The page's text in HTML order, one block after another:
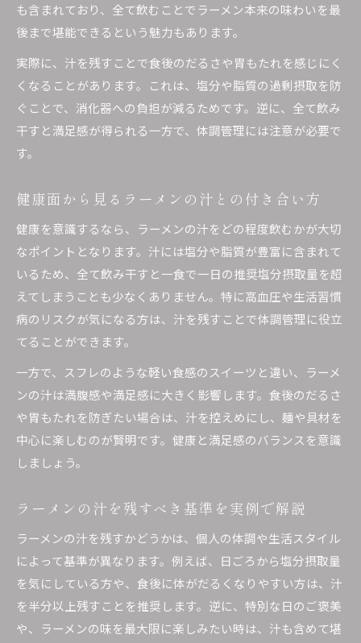
も含まれており、全て飲むことでラーメン本来の味わいを最
後まで堪能できるという魅力もあります。
実際に、汁を残すことで食後のだるさや胃もたれを感じにく
くなることがあります。これは、塩分や脂質の過剰摂取を防
ぐことで、消化器への負担が減るためです。逆に、全て飲み
干すと満足感が得られる一方で、体調管理には注意が必要で
す。
健康面から見るラーメンの汁との付き合い方
健康を意識するなら、ラーメンの汁をどの程度飲むかが大切
なポイントとなります。汁には塩分や脂質が豊富に含まれて
いるため、全て飲み干すと一食で一日の推奨塩分摂取量を超
えてしまうことも少なくありません。特に高血圧や生活習慣
病のリスクが気になる方は、汁を残すことで体調管理に役立
てることができます。
一方で、スフレのような軽い食感のスイーツと違い、ラーメ
ンの汁は満腹感や満足感に大きく影響します。食後のだるさ
や胃もたれを防ぎたい場合は、汁を控えめにし、麺や具材を
中心に楽しむのが賢明です。健康と満足感のバランスを意識
しましょう。
ラーメンの汁を残すべき基準を実例で解説
ラーメンの汁を残すかどうかは、個人の体調や生活スタイル
によって基準が異なります。例えば、日ごろから塩分摂取量
を気にしている方や、食後に体がだるくなりやすい方は、汁
を半分以上残すことを推奨します。逆に、特別な日のご褒美
や、ラーメンの味を最大限に楽しみたい時は、汁も含めて堪